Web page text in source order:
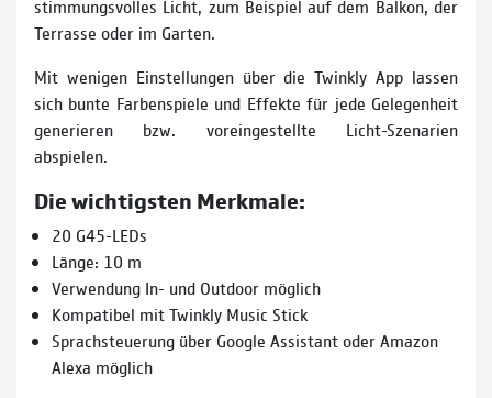
stimmungsvolles Licht, zum Beispiel auf dem Balkon, der
Terrasse oder im Garten.
Mit wenigen Einstellungen über die Twinkly App lassen
sich bunte Farbenspiele und Effekte für jede Gelegenheit
generieren bzw. voreingestellte Licht-Szenarien
abspielen.
Die wichtigsten Merkmale:
20 G45-LEDs
Länge: 10 m
Verwendung In- und Outdoor möglich
Kompatibel mit Twinkly Music Stick
Sprachsteuerung über Google Assistant oder Amazon
Alexa möglich